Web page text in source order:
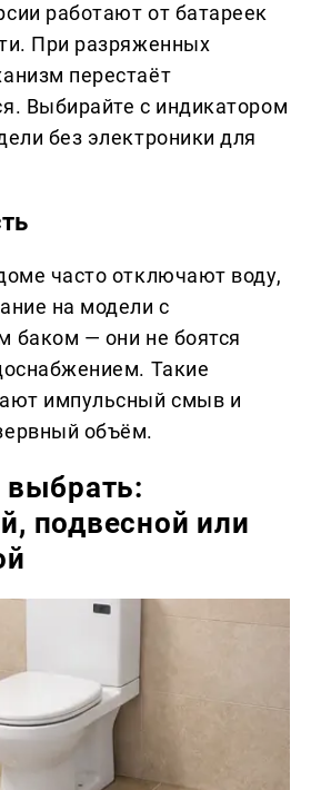
работают от батареек
При разряженных
перестаёт
Выбирайте с индикатором
без электроники для
часто отключают воду,
на модели с
баком — они не боятся
Такие
импульсный смыв и
объём.
выбрать:
подвесной или